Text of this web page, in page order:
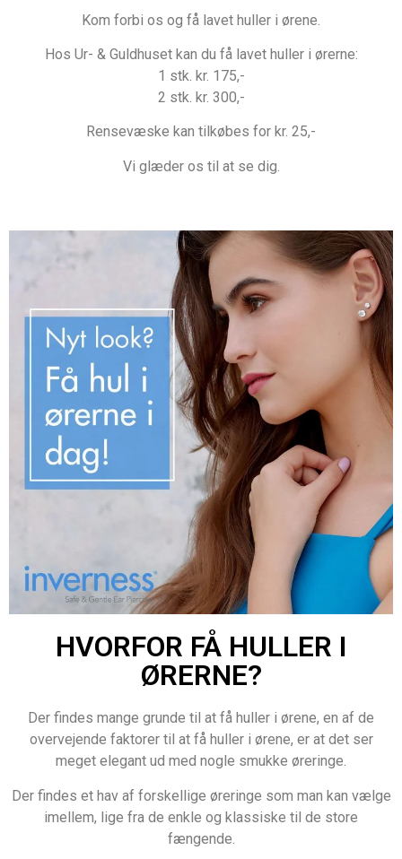
Kom forbi os og få lavet huller i ørene.
Hos Ur- & Guldhuset kan du få lavet huller i ørerne:
1 stk. kr. 175,-
2 stk. kr. 300,-
Rensevæske kan tilkøbes for kr. 25,-
Vi glæder os til at se dig.
HVORFOR FÅ HULLER I
ØRERNE?
Der findes mange grunde til at få huller i ørene, en af de
overvejende faktorer til at få huller i ørene, er at det ser
meget elegant ud med nogle smukke øreringe.
Der findes et hav af forskellige øreringe som man kan vælge
imellem, lige fra de enkle og klassiske til de store
fængende.